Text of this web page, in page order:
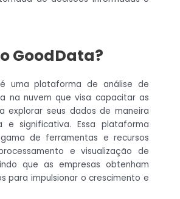
GoodData?
uma plataforma de análise de
na nuvem que visa capacitar as
explorar seus dados de maneira
e significativa. Essa plataforma
de ferramentas e recursos
e visualização de
que as empresas obtenham
para impulsionar o crescimento e